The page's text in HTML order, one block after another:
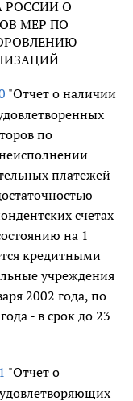
РОССИИ О
МЕР ПО
"Отчет о наличии
по
платежей
счетах
на 1
кредитными
учреждения
2002 года, по
- в срок до 23
"Отчет о